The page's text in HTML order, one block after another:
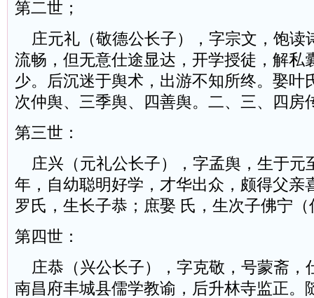
第二世；
庄元礼（敬德公长子），字宗文，饱读
流畅，但无意仕途显达，开学授徒，解私
少。后沉迷于舆术，出游不知所终。娶叶
次仲舆、三季舆、四善舆。二、三、四房
第三世：
庄兴（元礼公长子），字孟舆，生于元
年，自幼聪明好学，才华出众，颇得父亲
罗氏，生长子恭；庶娶 氏，生次子佛宁（
第四世：
庄恭（兴公长子），字克敬，号蒙斋，
南昌府丰城县儒学教谕，后升林寺监正。